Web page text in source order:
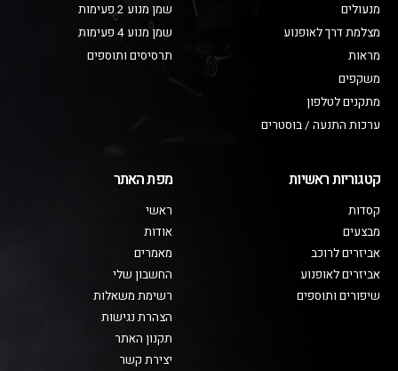
מנעולים
מצלמת דרך לאופנוע
מראות
משקפים
מתקנים לטלפון
ערכות התנעה / בוסטרים
שמן מנוע 2 פעימות
שמן מנוע 4 פעימות
תרסיסים ותוספים
קטגוריות ראשיות
קסדות
מבצעים
אביזרים לרוכב
אביזרים לאופנוע
שיפורים ותוספים
מפת האתר
ראשי
אודות
מאמרים
החשבון שלי
רשימת משאלות
הצהרת נגישות
תקנון האתר
יצירת קשר